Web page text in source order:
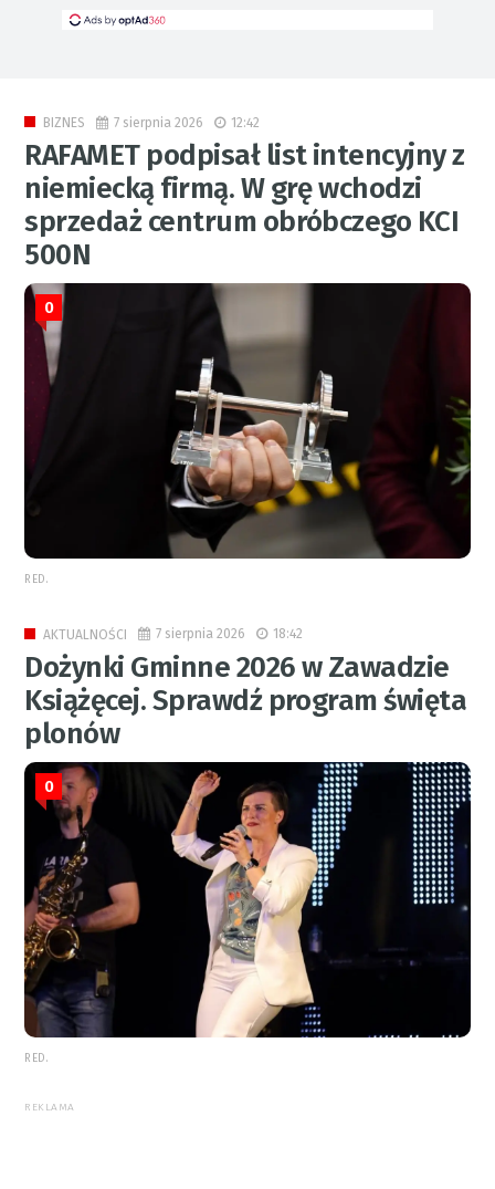
BIZNES 7 sierpnia 2026 12:42
RAFAMET podpisał list intencyjny z
niemiecką firmą. W grę wchodzi
sprzedaż centrum obróbczego KCI
500N
0
RED.
AKTUALNOŚCI 7 sierpnia 2026 18:42
Dożynki Gminne 2026 w Zawadzie
Książęcej. Sprawdź program święta
plonów
0
RED.
REKLAMA